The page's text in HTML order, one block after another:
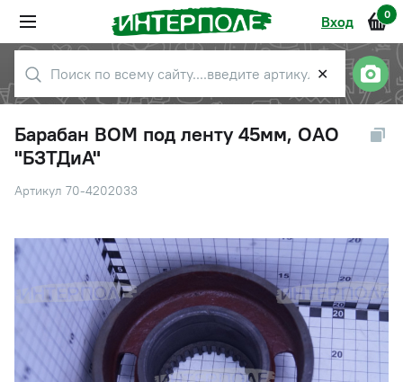
Вход 0
✕
Барабан ВОМ под ленту 45мм, ОАО
"БЗТДиА"
Артикул 70-4202033